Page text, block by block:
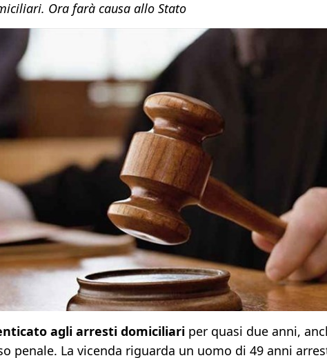
Ora farà causa allo Stato
agli arresti domiciliariper quasi due anni,
penale. La vicenda riguarda un uomo di 49 anni